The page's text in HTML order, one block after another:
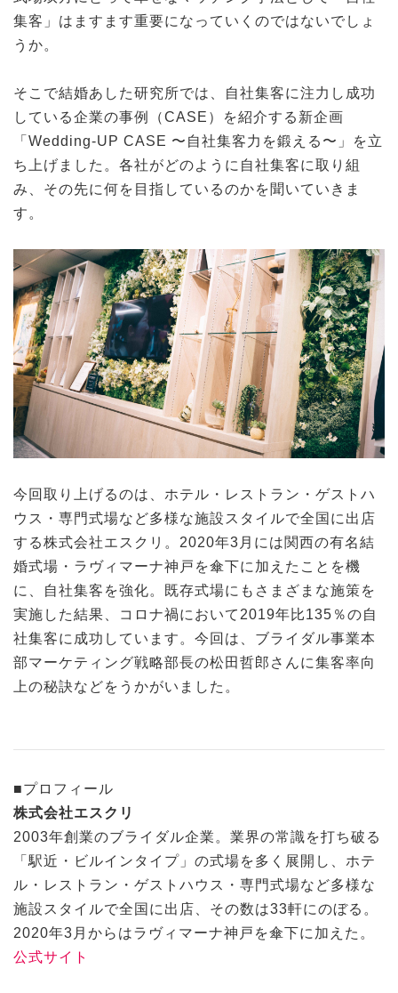
集客」はますます重要になっていくのではないでしょ
うか。
そこで結婚あした研究所では、自社集客に注力し成功
している企業の事例（CASE）を紹介する新企画
「Wedding-UP CASE 〜自社集客力を鍛える〜」を立
ち上げました。各社がどのように自社集客に取り組
み、その先に何を目指しているのかを聞いていきま
す。
今回取り上げるのは、ホテル・レストラン・ゲストハ
ウス・専門式場など多様な施設スタイルで全国に出店
する株式会社エスクリ。2020年3月には関西の有名結
婚式場・ラヴィマーナ神戸を傘下に加えたことを機
に、自社集客を強化。既存式場にもさまざまな施策を
実施した結果、コロナ禍において2019年比135％の自
社集客に成功しています。今回は、ブライダル事業本
部マーケティング戦略部長の松田哲郎さんに集客率向
上の秘訣などをうかがいました。
■プロフィール
株式会社エスクリ
2003年創業のブライダル企業。業界の常識を打ち破る
「駅近・ビルインタイプ」の式場を多く展開し、ホテ
ル・レストラン・ゲストハウス・専門式場など多様な
施設スタイルで全国に出店、その数は33軒にのぼる。
2020年3月からはラヴィマーナ神戸を傘下に加えた。
公式サイト